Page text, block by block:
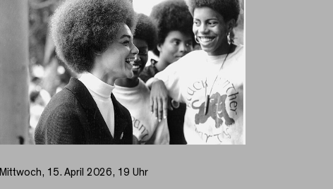
Mittwoch, 15. April 2026, 19 Uhr